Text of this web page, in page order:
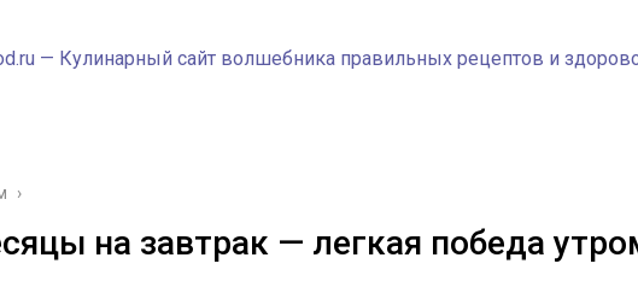
›
на завтрак — легкая победа